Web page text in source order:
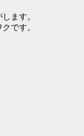
ます。
です。